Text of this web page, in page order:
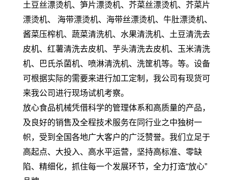
土豆丝漂烫机、笋片漂烫机、芥菜丝漂烫机、芥菜片
漂烫机、 海带漂烫机、海带丝漂烫机、牛肚漂烫机、
酱菜压榨机、蔬菜清洗机、水果清洗机、土豆清洗去
皮机、红薯清洗去皮机、芋头清洗去皮机、玉米清洗
机、巴氏杀菌机、喷淋清洗机、洗筐机等。等。设备
可根据实际的需要来进行加工定制，我公司有现货可
来我公司进行现场试机考察。
放心食品机械凭借科学的管理体系和高质量的产品，
及良好的销售及全程技术服务在同行业之中独树一
帜，受到全国各地广大客户的广泛赞誉。我们立足于
高起点、大投入、高水平运营，坚持高标准、零缺
陷、精细化，抓住每一个发展环节，全力打造“放心”